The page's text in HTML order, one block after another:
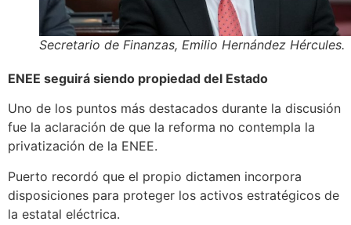
Secretario de Finanzas, Emilio Hernández Hércules.
ENEE seguirá siendo propiedad del Estado
Uno de los puntos más destacados durante la discusión
fue la aclaración de que la reforma no contempla la
privatización de la ENEE.
Puerto recordó que el propio dictamen incorpora
disposiciones para proteger los activos estratégicos de
la estatal eléctrica.